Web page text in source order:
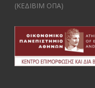
(ΚΕΔΙΒΙΜ ΟΠΑ)